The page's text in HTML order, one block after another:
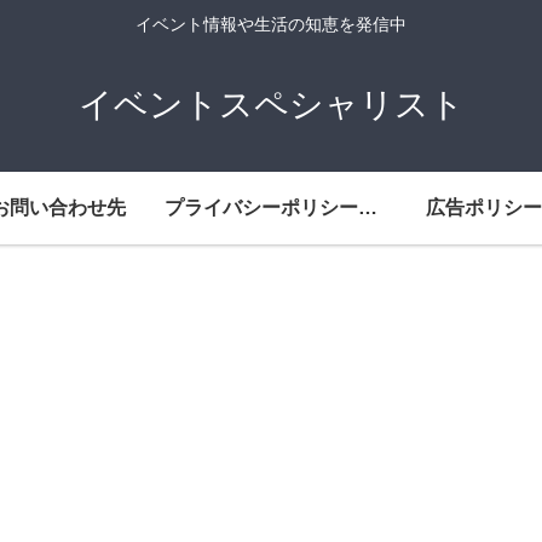
イベント情報や生活の知恵を発信中
イベントスペシャリスト
問い合わせ先 プライバシーポリシー・免責事項 広告ポリシー